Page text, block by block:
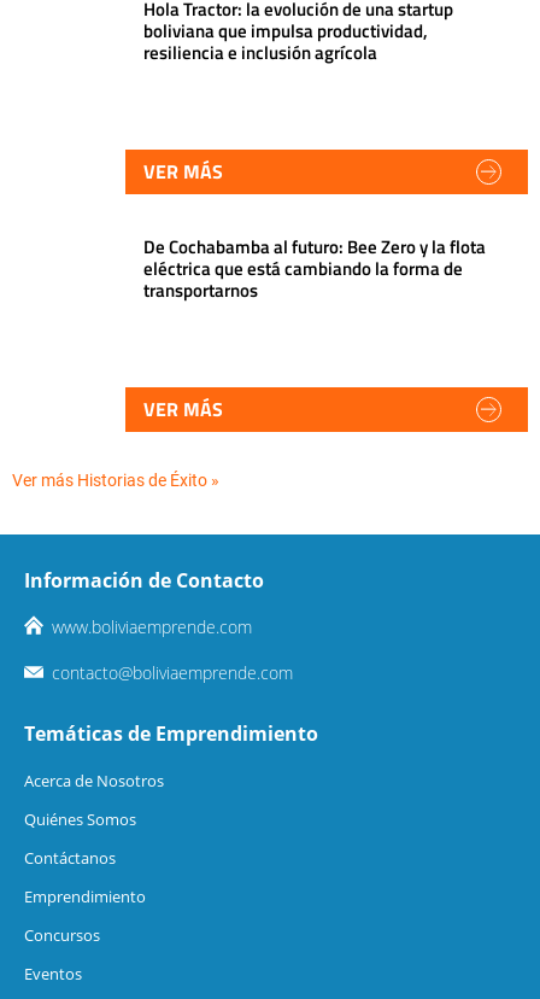
Hola Tractor: la evolución de una startup
boliviana que impulsa productividad,
resiliencia e inclusión agrícola
VER MÁS
De Cochabamba al futuro: Bee Zero y la flota
eléctrica que está cambiando la forma de
transportarnos
VER MÁS
Ver más Historias de Éxito »
Información de Contacto
www.boliviaemprende.com
contacto@boliviaemprende.com
Temáticas de Emprendimiento
Acerca de Nosotros
Quiénes Somos
Contáctanos
Emprendimiento
Concursos
Eventos